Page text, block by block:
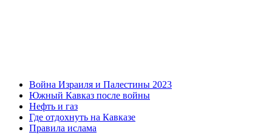
Война Израиля и Палестины 2023
Южный Кавказ после войны
Нефть и газ
Где отдохнуть на Кавказе
Правила ислама